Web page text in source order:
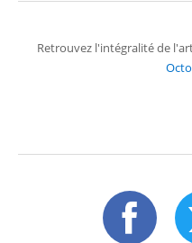
Retrouvez l'intégralité de